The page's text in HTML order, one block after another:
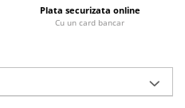
Plata securizata online
Cu un card bancar